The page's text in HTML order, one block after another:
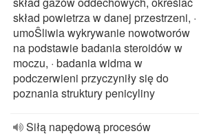
skład powietrza w danej przestrzeni, ·
umoŜliwia wykrywanie nowotworów
na podstawie badania steroidów w
moczu, · badania widma w
podczerwieni przyczyniły się do
poznania struktury penicyliny
Siłą napędową procesów